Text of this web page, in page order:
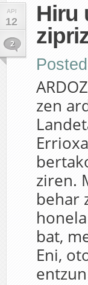
API
12
2
Hiru
zen
ziren.
behar
bat,
Eni,